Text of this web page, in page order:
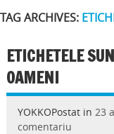
TAG ARCHIVES:
ETICHETELE
OAMENI
YOKKOPostat in 23
comentariu